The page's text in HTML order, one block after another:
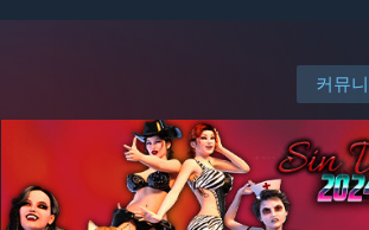
커뮤